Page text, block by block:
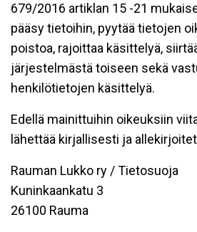
679/2016 artiklan 15 -21
pääsy tietoihin, pyytää tietojen
poistoa, rajoittaa käsittelyä,
järjestelmästä toiseen sekä
henkilötietojen käsittelyä.
Edellä mainittuihin oikeuksiin
lähettää kirjallisesti ja
Rauman Lukko ry / Tietosuoja
Kuninkaankatu 3
26100 Rauma